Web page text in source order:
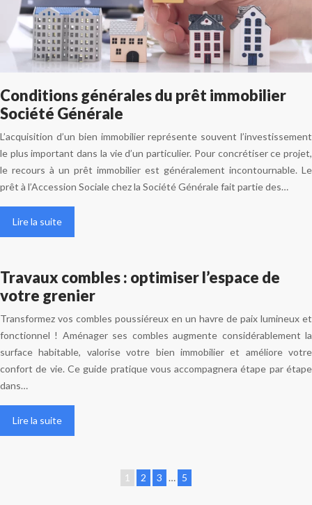
Conditions générales du prêt immobilier
Société Générale
L’acquisition d’un bien immobilier représente souvent l’investissement
le plus important dans la vie d’un particulier. Pour concrétiser ce projet,
le recours à un prêt immobilier est généralement incontournable. Le
prêt à l’Accession Sociale chez la Société Générale fait partie des…
Lire la suite
Travaux combles : optimiser l’espace de
votre grenier
Transformez vos combles poussiéreux en un havre de paix lumineux et
fonctionnel ! Aménager ses combles augmente considérablement la
surface habitable, valorise votre bien immobilier et améliore votre
confort de vie. Ce guide pratique vous accompagnera étape par étape
dans…
Lire la suite
1 2 3 … 5